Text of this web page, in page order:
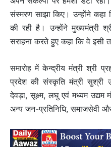
संस्मरण साझा किए। उन्होंने कहा
की रही है। उन्होंने मुख्यमंत्री
सराहना करते हुए कहा कि वे इसी
समारोह में केन्द्रीय मंत्री श्री
प्रदेश की संस्कृति मंत्री सुश्री
देवड़ा, सूक्ष्म, लघु एवं मध्यम
अन्य जन-प्रतिनिधि, समाजसेवी